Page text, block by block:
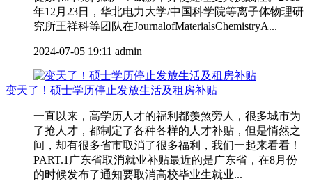
年12月23日，华北电力大学/中国科学院等离子体物理研
究所王祥科等团队在JournalofMaterialsChemistryA...
2024-07-05 19:11 admin
变天了！硕士学历停止发放生活及租房补贴
一直以来，高学历人才的福利都羡煞旁人，很多城市为
了抢人才，都制定了各种各样的人才补贴，但是悄然之
间，却有很多省市取消了很多福利，我们一起来看看！
PART.1广东省取消就业补贴最近的是广东省，在8月份
的时候发布了通知要取消高校毕业生就业...